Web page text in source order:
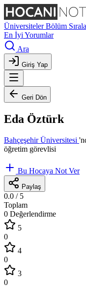
ÜniversitelerBölüm
En İyi Yorumlar
Ara
Giriş Yap
Geri Dön
Eda Öztürk
Bahçeşehir Üniversitesi
öğretim görevlisi
Bu Hocaya Not Ver
Paylaş
0.0 / 5
Toplam
0 Değerlendirme
5
0
4
0
3
0